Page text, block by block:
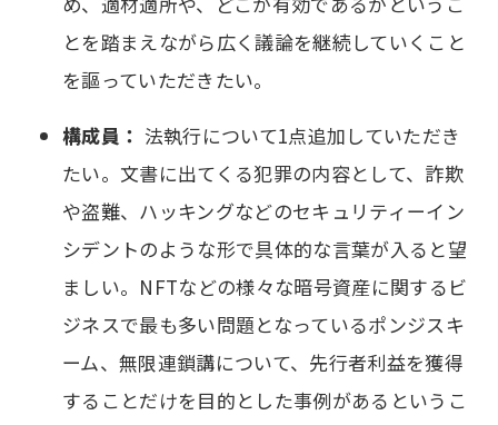
とを踏まえながら広く議論を継続していくこと
を謳っていただきたい。
構成員： 法執行について1点追加していただき
たい。文書に出てくる犯罪の内容として、詐欺
や盗難、ハッキングなどのセキュリティーイン
シデントのような形で具体的な言葉が入ると望
ましい。NFTなどの様々な暗号資産に関するビ
ジネスで最も多い問題となっているポンジスキ
ーム、無限連鎖講について、先行者利益を獲得
することだけを目的とした事例があるというこ